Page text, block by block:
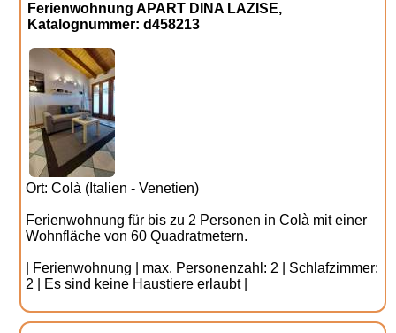
Ferienwohnung APART DINA LAZISE,
Katalognummer: d458213
Ort: Colà (Italien - Venetien)
Ferienwohnung für bis zu 2 Personen in Colà mit einer
Wohnfläche von 60 Quadratmetern.
| Ferienwohnung | max. Personenzahl: 2 | Schlafzimmer:
2 | Es sind keine Haustiere erlaubt |